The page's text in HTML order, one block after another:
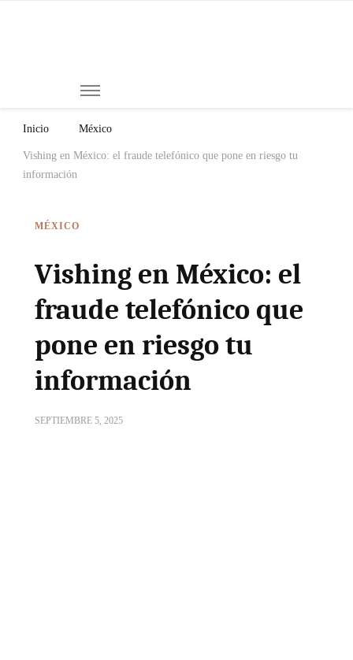
Inicio México
Vishing en México: el fraude telefónico que pone en riesgo tu
información
MÉXICO
Vishing en México: el
fraude telefónico que
pone en riesgo tu
información
SEPTIEMBRE 5, 2025